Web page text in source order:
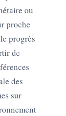
ou
proche
progrès
de
des
sur